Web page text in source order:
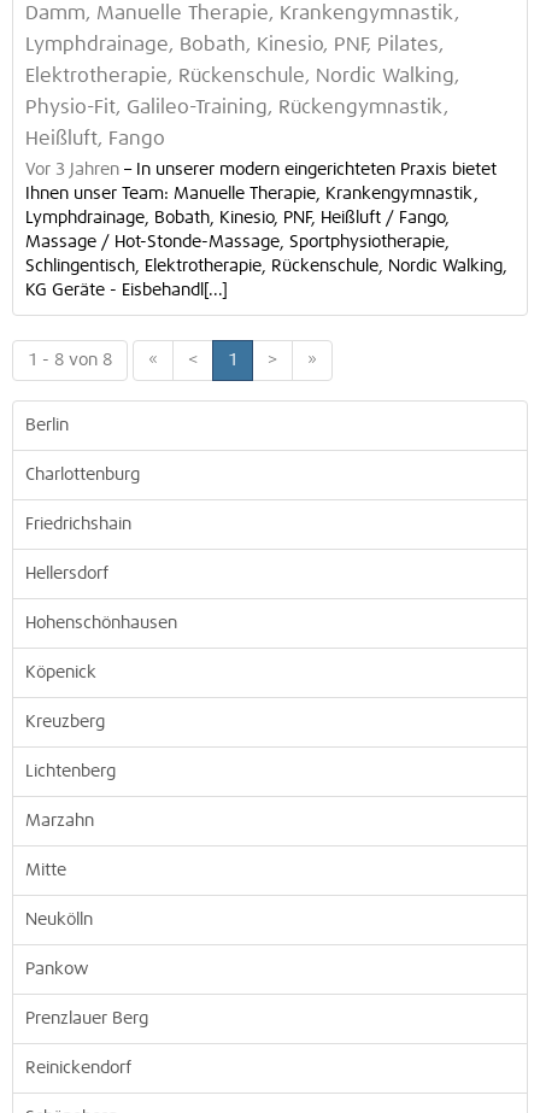
Damm, Manuelle Therapie, Krankengymnastik,
Lymphdrainage, Bobath, Kinesio, PNF, Pilates,
Elektrotherapie, Rückenschule, Nordic Walking,
Physio-Fit, Galileo-Training, Rückengymnastik,
Heißluft, Fango
Vor 3 Jahren – In unserer modern eingerichteten Praxis bietet
Ihnen unser Team: Manuelle Therapie, Krankengymnastik,
Lymphdrainage, Bobath, Kinesio, PNF, Heißluft / Fango,
Massage / Hot-Stonde-Massage, Sportphysiotherapie,
Schlingentisch, Elektrotherapie, Rückenschule, Nordic Walking,
KG Geräte - Eisbehandl[...]
1 - 8 von 8 « < 1 > »
Berlin
Charlottenburg
Friedrichshain
Hellersdorf
Hohenschönhausen
Köpenick
Kreuzberg
Lichtenberg
Marzahn
Mitte
Neukölln
Pankow
Prenzlauer Berg
Reinickendorf